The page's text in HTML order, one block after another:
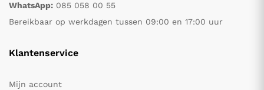
WhatsApp: 085 058 00 55
Bereikbaar op werkdagen tussen 09:00 en 17:00 uur
Klantenservice
Mijn account